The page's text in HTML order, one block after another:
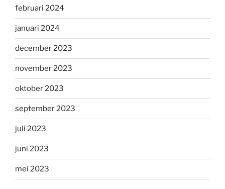
februari 2024
januari 2024
december 2023
november 2023
oktober 2023
september 2023
juli 2023
juni 2023
mei 2023